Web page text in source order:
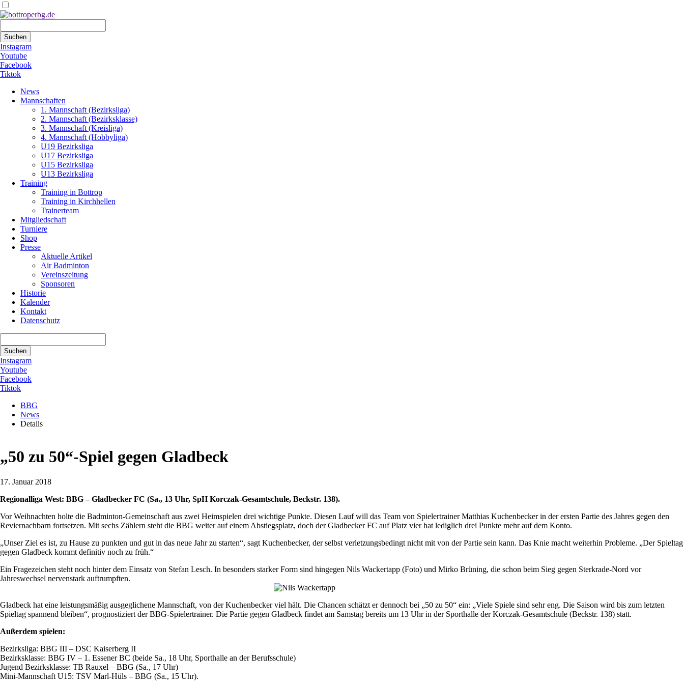
Suchen
Instagram
Youtube
Facebook
Tiktok
überspringen
News
Mannschaften
1. Mannschaft (Bezirksliga)
2. Mannschaft (Bezirksklasse)
3. Mannschaft (Kreisliga)
4. Mannschaft (Hobbyliga)
U19 Bezirksliga
U17 Bezirksliga
U15 Bezirksliga
U13 Bezirksliga
Training
Training in Bottrop
Training in Kirchhellen
Trainerteam
Mitgliedschaft
Turniere
Shop
Presse
Aktuelle Artikel
Air Badminton
Vereinszeitung
Sponsoren
Historie
Kalender
Kontakt
Datenschutz
Suchen
Instagram
Youtube
Facebook
Tiktok
BBG
News
Details
„50 zu 50“-Spiel gegen Gladbeck
17. Januar 2018
Regionalliga West: BBG – Gladbecker FC (Sa., 13 Uhr, SpH Korczak-Gesamtschule, Beckstr. 138).
Vor Weihnachten holte die Badminton-Gemeinschaft aus zwei Heimspielen drei wichtige Punkte. Diesen Lauf will das Team von Spielertrainer Matthias Kuchenbecker in der ersten Partie des Jahres gegen den
Reviernachbarn fortsetzen. Mit sechs Zählern steht die BBG weiter auf einem Abstiegsplatz, doch der Gladbecker FC auf Platz vier hat lediglich drei Punkte mehr auf dem Konto.
„Unser Ziel es ist, zu Hause zu punkten und gut in das neue Jahr zu starten“, sagt Kuchenbecker, der selbst verletzungsbedingt nicht mit von der Partie sein kann. Das Knie macht weiterhin Probleme. „Der Spieltag
gegen Gladbeck kommt definitiv noch zu früh.“
Ein Fragezeichen steht noch hinter dem Einsatz von Stefan Lesch. In besonders starker Form sind hingegen Nils Wackertapp (Foto) und Mirko Brüning, die schon beim Sieg gegen Sterkrade-Nord vor
Jahreswechsel nervenstark auftrumpften.
Gladbeck hat eine leistungsmäßig ausgeglichene Mannschaft, von der Kuchenbecker viel hält. Die Chancen schätzt er dennoch bei „50 zu 50“ ein: „Viele Spiele sind sehr eng. Die Saison wird bis zum letzten
Spieltag spannend bleiben“, prognostiziert der BBG-Spielertrainer. Die Partie gegen Gladbeck findet am Samstag bereits um 13 Uhr in der Sporthalle der Korczak-Gesamtschule (Beckstr. 138) statt.
Außerdem spielen:
Bezirksliga: BBG III – DSC Kaiserberg II
Bezirksklasse: BBG IV – 1. Essener BC (beide Sa., 18 Uhr, Sporthalle an der Berufsschule)
Jugend Bezirksklasse: TB Rauxel – BBG (Sa., 17 Uhr)
Mini-Mannschaft U15: TSV Marl-Hüls – BBG (Sa., 15 Uhr).